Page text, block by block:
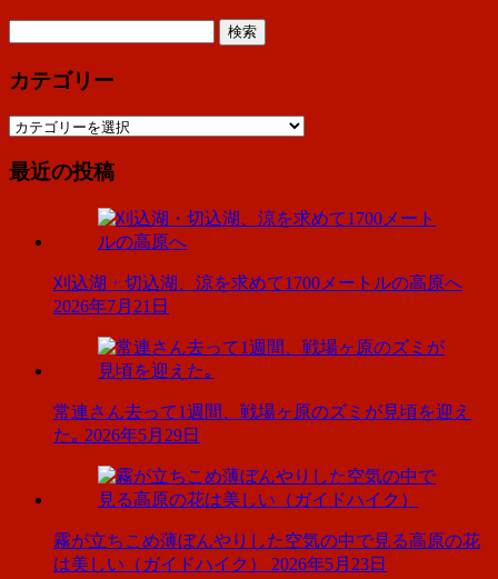
カテゴリー
カ
ゴ
最近の投稿
刈込湖・切込湖、涼を求めて1700メートルの高原へ
2026年7月21日
常連さん去って1週間、戦場ヶ原のズミが見頃を迎え
た｡ 2026年5月29日
霧が立ちこめ薄ぼんやりした空気の中で見る高原の花
は美しい（ガイドハイク）
2026年5月23日